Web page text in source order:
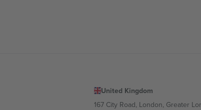
United Kingdom
167 City Road, London, Greater